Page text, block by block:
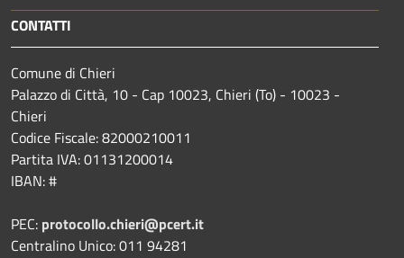
CONTATTI
Comune di Chieri
Palazzo di Città, 10 - Cap 10023, Chieri (To) - 10023 -
Chieri
Codice Fiscale: 82000210011
Partita IVA: 01131200014
IBAN: #
PEC: protocollo.chieri@pcert.it
Centralino Unico: 011 94281